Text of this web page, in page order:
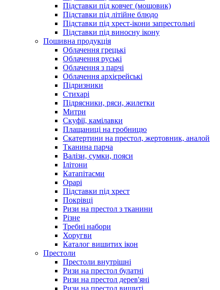
Підставки під ковчег (мощовик)
Підставки під літійне блюдо
Підставки під хрест-ікони запрестольні
Підставки під виносну ікону
Пошивна продукція
Облачення грецькі
Облачення руські
Облачення з парчі
Облачення архієрейські
Підризники
Стихарі
Підрясники, ряси, жилетки
Митри
Скуфії, камілавки
Плащаниці на гробницю
Скатертини на престол, жертовник, аналой
Тканина парча
Валізи, сумки, пояси
Ілітони
Катапітасми
Орарі
Підставки під хрест
Покрівці
Ризи на престол з тканини
Різне
Требні набори
Хоругви
Каталог вишитих ікон
Престоли
Престоли внутрішні
Ризи на престол булатні
Ризи на престол дерев'яні
Ризи на престол вишиті